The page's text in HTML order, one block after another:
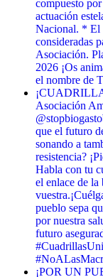
compuesto
actuación
Nacional. * El
consideradas
Asociación.
2026 ¡Os
el nombre de
Asociación
que el futuro
sonando a
resistencia?
Habla con tu
el enlace de la
vuestra.
pueblo sepa
por nuestra
futuro
¡POR UN